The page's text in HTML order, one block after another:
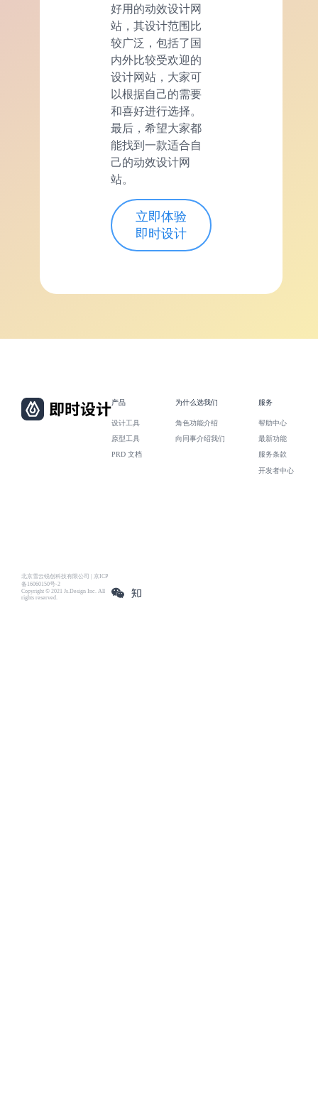
好用的动效设计网
站，其设计范围比
较广泛，包括了国
内外比较受欢迎的
设计网站，大家可
以根据自己的需要
和喜好进行选择。
最后，希望大家都
能找到一款适合自
己的动效设计网
站。
立即体验
即时设计
北京雪云锐创科技有限公司 | 京ICP
备16060150号-2
Copyright © 2021 Js.Design Inc. All
rights reserved.
产品
设计工具
原型工具
PRD 文档
为什么选我们
角色功能介绍
向同事介绍我们
服务
帮助中心
最新功能
服务条款
开发者中心